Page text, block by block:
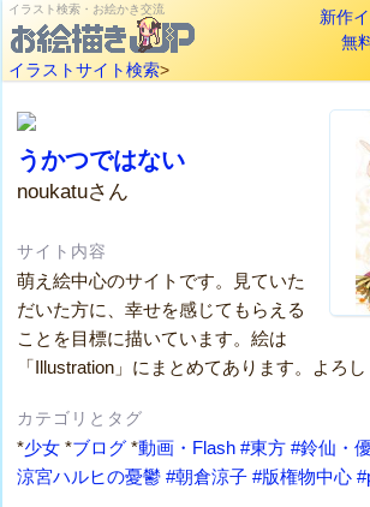
イラスト検索・お絵かき交流 新作
無
イラストサイト検索>
うかつではない
noukatuさん
サイト内容
萌え絵中心のサイトです。見ていた
だいた方に、幸せを感じてもらえる
ことを目標に描いています。絵は
「Illustration」にまとめてあります。よろし
カテゴリとタグ
*少女 *ブログ *動画・Flash #東方 #鈴仙・
涼宮ハルヒの憂鬱 #朝倉涼子 #版権物中心